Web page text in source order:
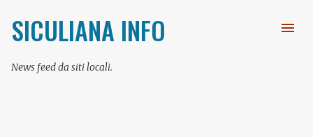
SICULIANA INFO
News feed da siti locali.